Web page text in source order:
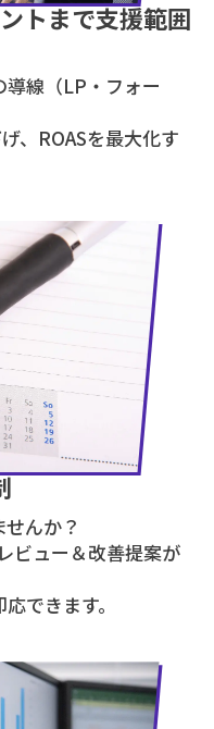
トまで支援範囲
線（LP・フォー
、ROASを最大化す
んか？
ビュー＆改善提案が
できます。